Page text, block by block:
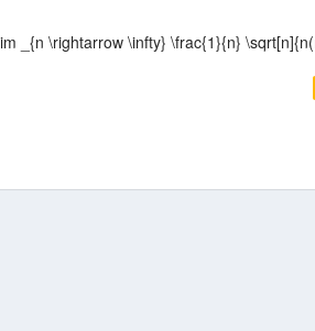
_{n \rightarrow \infty} \frac{1}{n}